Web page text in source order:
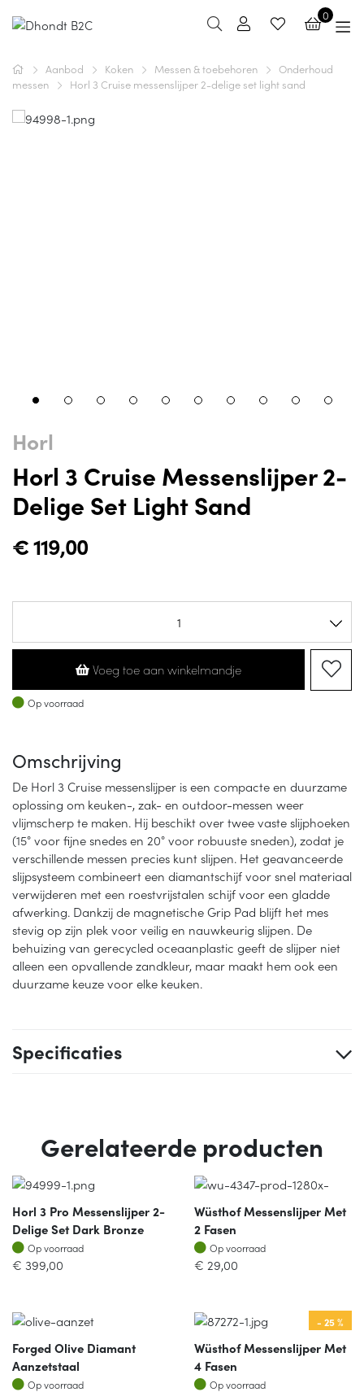
0
Aanbod Koken Messen & toebehoren
Onderhoud
messen
Horl 3 Cruise messenslijper 2-delige set light sand
Horl
Horl 3 Cruise Messenslijper 2-
Delige Set Light Sand
€119,00
Voeg toe aan winkelmandje
Op voorraad
Op voorraad
Omschrijving
De Horl 3 Cruise messenslijper is een compacte en duurzame
oplossing om keuken-, zak- en outdoor-messen weer
vlijmscherp te maken. Hij beschikt over twee vaste slijphoeken
(15° voor fijne snedes en 20° voor robuuste sneden), zodat je
verschillende messen precies kunt slijpen. Het geavanceerde
slijpsysteem combineert een diamantschijf voor snel materiaal
verwijderen met een roestvrijstalen schijf voor een gladde
afwerking. Dankzij de magnetische Grip Pad blijft het mes
stevig op zijn plek voor veilig en nauwkeurig slijpen. De
behuizing van gerecycled oceaanplastic geeft de slijper niet
alleen een opvallende zandkleur, maar maakt hem ook een
duurzame keuze voor elke keuken.
Specificaties
Gerelateerde producten
Horl 3 Pro Messenslijper 2-
Delige Set Dark Bronze
Op voorraad
Op voorraad
€ 399,00
Wüsthof Messenslijper Met
2 Fasen
Op voorraad
Op voorraad
€ 29,00
Forged Olive Diamant
Aanzetstaal
Op voorraad
Op voorraad
- 25 %
Wüsthof Messenslijper Met
4 Fasen
Op voorraad
Op voorraad